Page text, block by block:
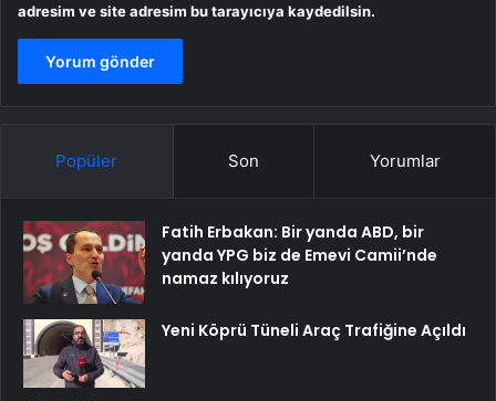
adresim ve site adresim bu tarayıcıya kaydedilsin.
Popüler Son Yorumlar
Fatih Erbakan: Bir yanda ABD, bir
yanda YPG biz de Emevi Camii’nde
namaz kılıyoruz
Yeni Köprü Tüneli Araç Trafiğine Açıldı